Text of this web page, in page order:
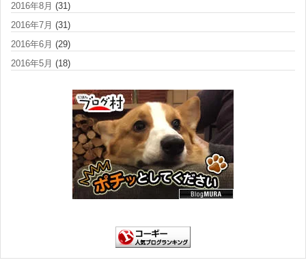
2016年8月 (31)
2016年7月 (31)
2016年6月 (29)
2016年5月 (18)